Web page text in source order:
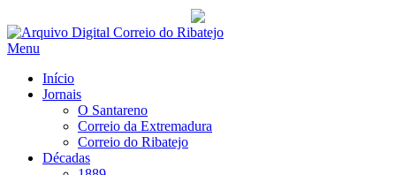
Saltar
para
Menu
Início
Jornais
O Santareno
Correio da Extremadura
Correio do Ribatejo
Décadas